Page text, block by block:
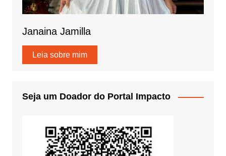
Janaina Jamilla
Leia sobre mim
Seja um Doador do Portal Impacto